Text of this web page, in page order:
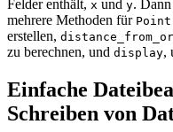
Felder enthält, x und y.
mehrere Methoden für Point
erstellen,
zu berechnen, und display,
Einfache
Schreiben von